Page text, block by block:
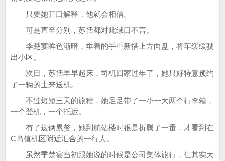
只要她开口解释，他就会相信。
可是直至分别，苏恬都对此缄口不言。
季楚宴眸色渐暗，垂着的手重新搭上方向盘，将车缓缓驶
出小区。
次日，苏恬早早起床，司机回家过年了，她只好特意预约
了一辆的士来送机。
不过短短三天的旅程，她足足带了一小一大两个行李箱，
一个登机，一个托运。
有了这俩累赘，她到航站楼时很是折腾了一番，才看到在
C岛值机区附近汇合的一行人。
虽然季楚宴当初跟她说的时候是公司集体旅行，但其实大